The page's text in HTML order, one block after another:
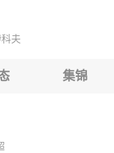
托尔
夫
集锦